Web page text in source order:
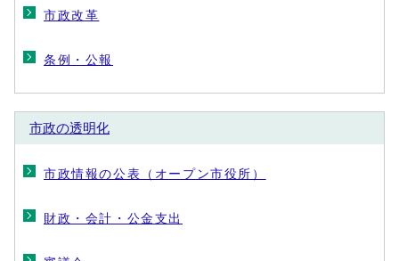
市政改革
条例・公報
市政の透明化
市政情報の公表（オープン市役所）
財政・会計・公金支出